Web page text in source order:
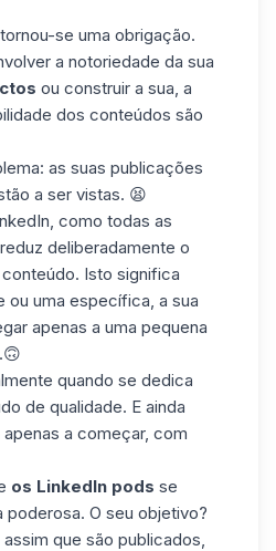
se uma obrigação.
a notoriedade da sua
ou construir a sua, a
dos conteúdos são
as suas publicações
a ser vistas. 😫
como todas as
deliberadamente o
Isto significa
ou uma específica, a sua
apenas a uma pequena
quando se dedica
de qualidade. E ainda
a começar, com
os LinkedIn pods se
poderosa. O seu objetivo?
que são publicados,